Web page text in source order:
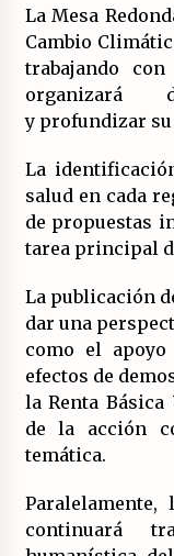
La Mesa
Cambio
trabajando
organizará
y profundizar su
La
salud en cada
de propuestas
tarea principal
La publicación
dar una
como el
efectos de
la Renta
de la acción
temática.
Paralelamente,
continuará